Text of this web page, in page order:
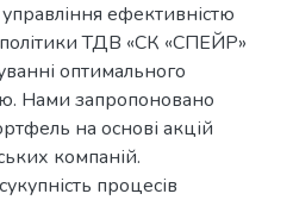
ефективністю
політики ТДВ «СК «СПЕЙР»
оптимального
Нами запропоновано
на основі акцій
компаній.
процесів